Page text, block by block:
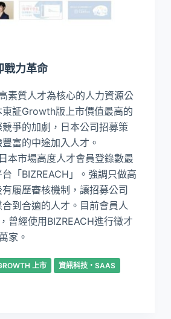
戰力革命
素質人才為核心的人力資源公
東証Growth版上市價值最高的
爭的加劇，日本公司招募策
富的中途加入人才。
本市場高度人才會員登錄數最
「BIZREACH」。強調只做高
履歷審核機制，讓招募公司
到合適的人才。目前會員人
曾經使用BIZREACH進行徵才
家。
上市 資訊科技・SAAS